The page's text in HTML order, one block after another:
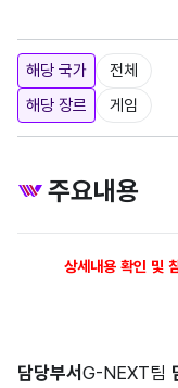
해당 국가
전체
해당 장르
게임
주요내용
상세내용 확인 및
담당부서 G-NEXT팀